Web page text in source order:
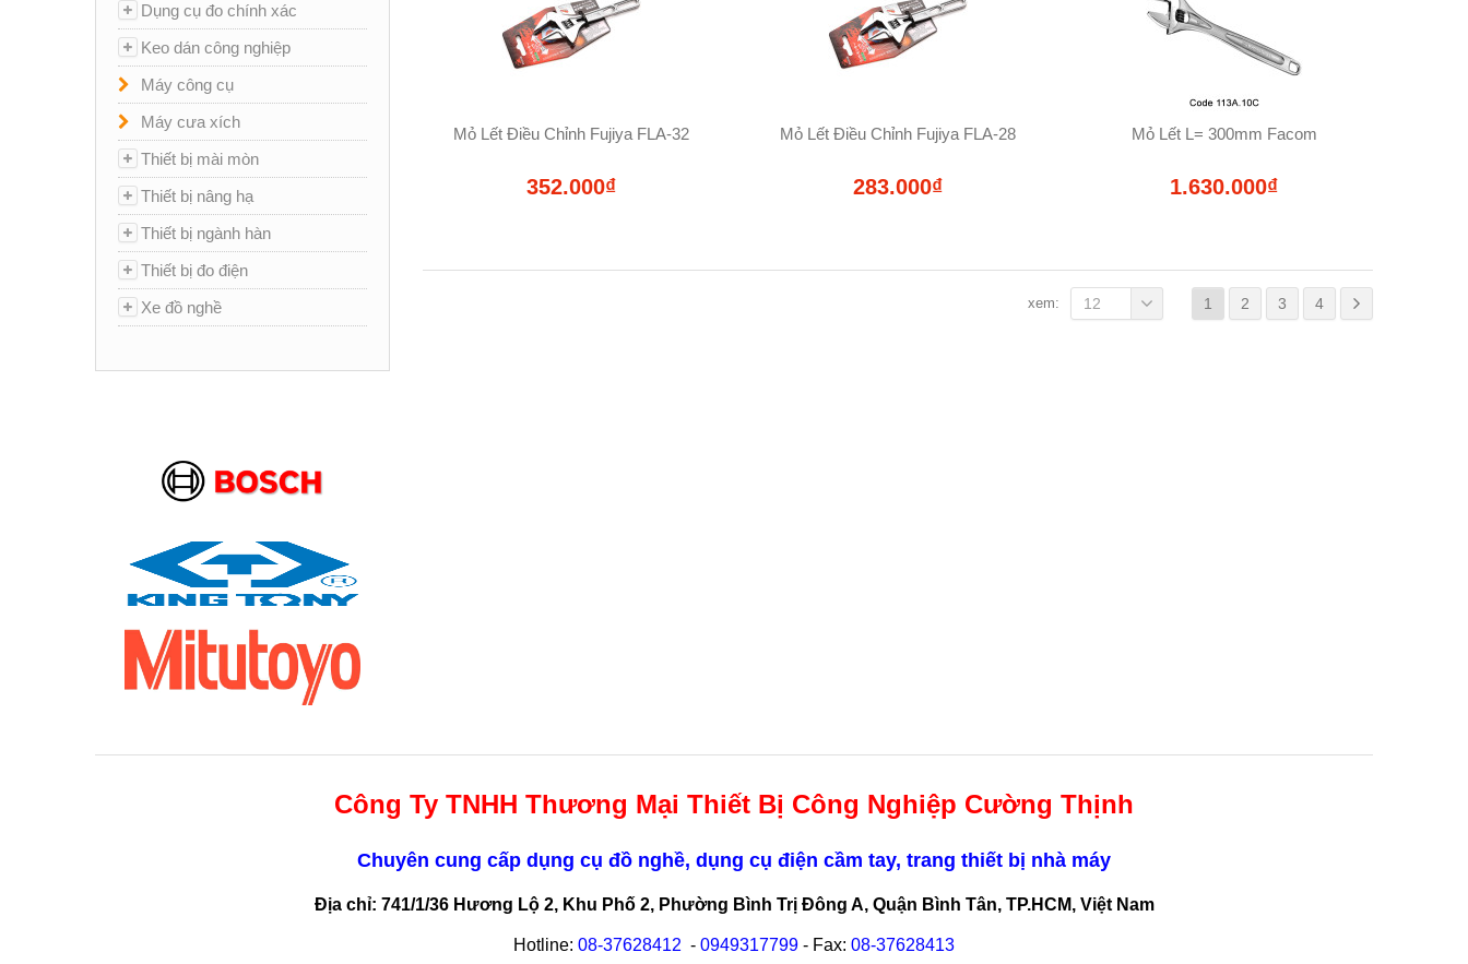
Mỏ Lết Điều Chỉnh Fujiya FLA-32
352.000₫
Mỏ Lết Điều Chỉnh Fujiya FLA-28
283.000₫
Mỏ Lết L= 300mm Facom
1.630.000₫
1 2 3 4
xem: 12
Dụng cụ đo chính xác
Keo dán công nghiệp
Máy công cụ
Máy cưa xích
Thiết bị mài mòn
Thiết bị nâng hạ
Thiết bị ngành hàn
Thiết bị đo điện
Xe đồ nghề
Công Ty TNHH Thương Mại Thiết Bị Công Nghiệp Cường Thịnh
Chuyên cung cấp dụng cụ đồ nghề, dụng cụ điện cầm tay, trang thiết bị nhà máy
Địa chỉ: 741/1/36 Hương Lộ 2, Khu Phố 2, Phường Bình Trị Đông A, Quận Bình Tân, TP.HCM, Việt Nam
Hotline: 08-37628412 - 0949317799 - Fax: 08-37628413